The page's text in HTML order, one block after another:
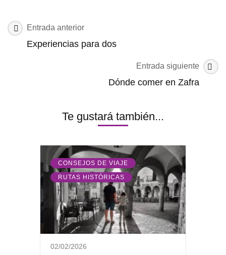
Navegación
Entrada anterior
Experiencias para dos
Entrada siguiente
Dónde comer en Zafra
Te gustará también...
CONSEJOS DE VIAJE ,
RUTAS HISTÓRICAS
02/02/2026